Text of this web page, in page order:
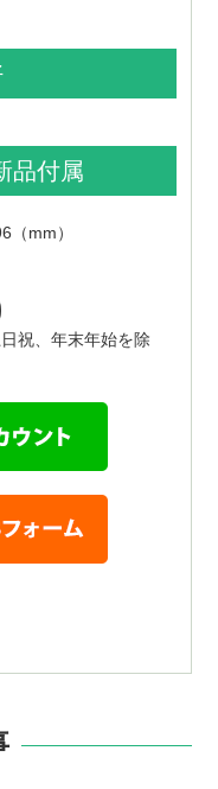
品付属
（mm）
祝、年末年始を除